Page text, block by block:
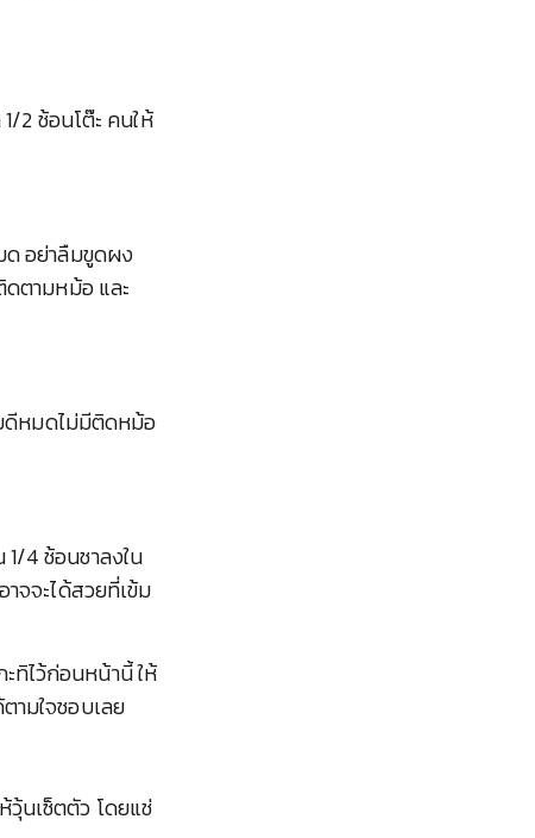
2 ช้อนโต๊ะ คนให้
ด อย่าลืมขูดผง
ตามหม้อ และ
ดีหมดไม่มีติดหม้อ
4 ช้อนชาลงใน
จจะได้สวยที่เข้ม
ทิไว้ก่อนหน้านี้ ให้
ามใจชอบเลย
วุ้นเซ็ตตัว โดยแช่